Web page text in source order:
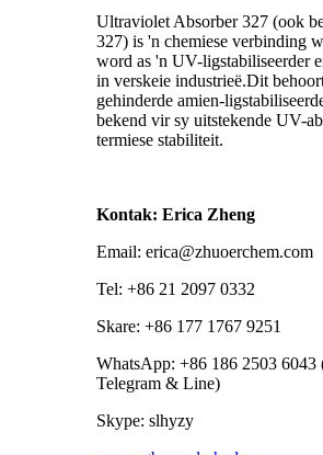
Ultraviolet Absorber 327 (ook
327) is 'n chemiese verbinding
word as 'n UV-ligstabiliseerder
in verskeie industrieë.Dit
gehinderde amien-
bekend vir sy uitstekende UV-
termiese stabiliteit.
Kontak: Erica Zheng
Email: erica@zhuoerchem.com
Tel: +86 21 2097 0332
Skare: +86 177 1767 9251
WhatsApp: +86 186 2503 6043
Telegram & Line)
Skype: slhyzy